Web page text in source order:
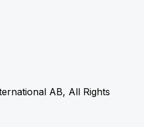
AB, All Rights